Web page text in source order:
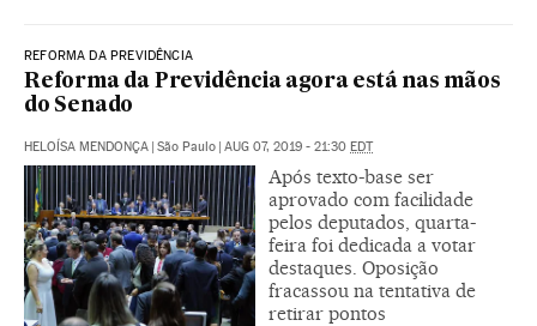
REFORMA DA PREVIDÊNCIA
Reforma da Previdência agora está nas mãos
do Senado
HELOÍSA MENDONÇA | São Paulo | AUG 07, 2019 - 21:30 EDT
Após texto-base ser
aprovado com facilidade
pelos deputados, quarta-
feira foi dedicada a votar
destaques. Oposição
fracassou na tentativa de
retirar pontos